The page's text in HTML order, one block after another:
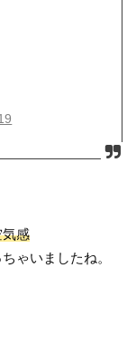
感
ゃいましたね。